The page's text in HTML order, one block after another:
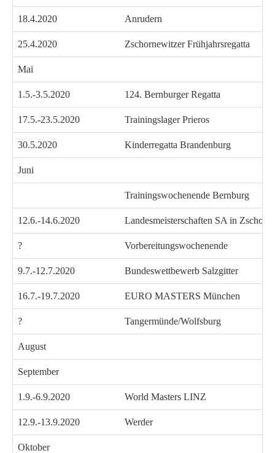
18.4.2020 Anrudern
25.4.2020 Zschornewitzer Frühjahrsregatta
Mai
1.5.-3.5.2020 124. Bernburger Regatta
17.5.-23.5.2020 Trainingslager Prieros
30.5.2020 Kinderregatta Brandenburg
Juni
Trainingswochenende Bernburg
12.6.-14.6.2020 Landesmeisterschaften SA in
? Vorbereitungswochenende
9.7.-12.7.2020 Bundeswettbewerb Salzgitter
16.7.-19.7.2020 EURO MASTERS München
? Tangermünde/Wolfsburg
August
September
1.9.-6.9.2020 World Masters LINZ
12.9.-13.9.2020 Werder
Oktober